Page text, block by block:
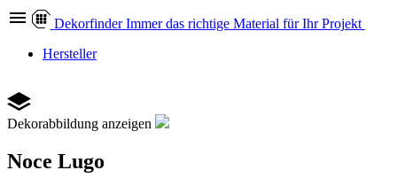
Dekorfinder Immer das richtige Material für Ihr Projekt
Hersteller
Dekorabbildung anzeigen
Noce Lugo